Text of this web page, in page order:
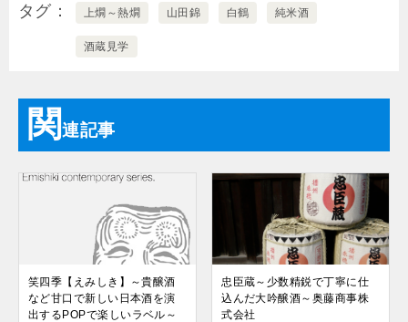
タグ 上燗～熱燗 山田錦 白鶴 純米酒
酒蔵見学
関連記事
笑四季【えみしき】～貴醸酒
など甘口で新しい日本酒を演
出するPOPで楽しいラベル～
忠臣蔵～少数精鋭で丁寧に仕
込んだ大吟醸酒～奥藤商事株
式会社